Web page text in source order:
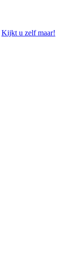
Kijkt u zelf maar!